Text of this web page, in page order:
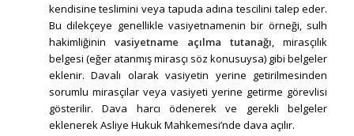
kendisine teslimini veya tapuda adına tescilini talep eder.
Bu dilekçeye genellikle vasiyetnamenin bir örneği, sulh
hakimliğinin vasiyetname açılma tutanağı , mirasçılık
belgesi (eğer atanmış mirasçı söz konusuysa) gibi belgeler
eklenir. Davalı olarak vasiyetin yerine getirilmesinden
sorumlu mirasçılar veya vasiyeti yerine getirme görevlisi
gösterilir. Dava harcı ödenerek ve gerekli belgeler
eklenerek Asliye Hukuk Mahkemesi’nde dava açılır.